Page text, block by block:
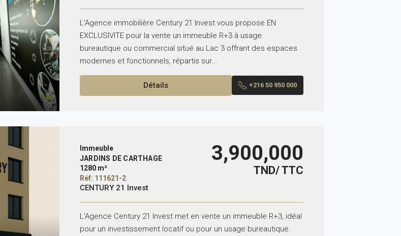
L’Agence immobilière Century 21 Invest vous propose EN
EXCLUSIVITE pour la vente un immeuble R+3 à usage
bureautique ou commercial situé au Lac 3 offrant des espaces
modernes et fonctionnels, répartis sur...
Détails +216 50 950 000
Immeuble
JARDINS DE CARTHAGE
1280 m²
Réf: 111621-2
CENTURY 21 Invest
3,900,000
TND/ TTC
L’Agence Century 21 Invest met en vente un immeuble R+3, idéal
pour un investissement locatif ou pour un usage bureautique.